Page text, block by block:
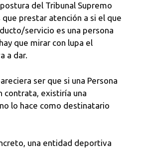
del Tribunal Supremo
que prestar atención a si el que
servicio es una persona
que mirar con lupa el
a dar.
ser que si una Persona
contrata, existiría una
lo hace como destinatario
una entidad deportiva